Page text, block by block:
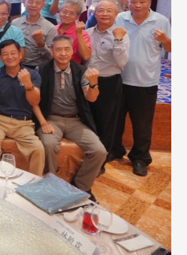
跨业合作协进会第二届第一次会员
大会于6月5日下午7时，在台北校
园D508室举行，本校潘伯申研发
长、 ...
4 版 捐款征信、其他消
息
捐款芳名录